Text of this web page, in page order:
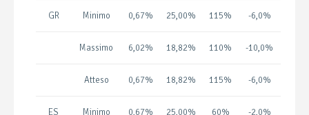
GR Minimo 0,67% 25,00% 115% -6,0%
Massimo 6,02% 18,82% 110% -10,0%
Atteso 0,67% 18,82% 115% -6,0%
ES Minimo 0,67% 25,00% 60% -2,0%